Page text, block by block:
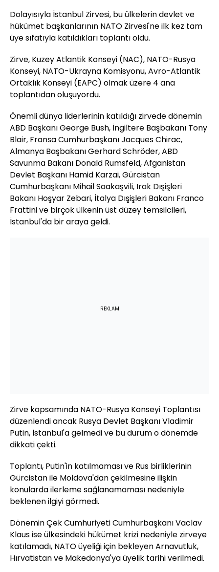
Dolayısıyla İstanbul Zirvesi, bu ülkelerin devlet ve
hükümet başkanlarının NATO Zirvesi'ne ilk kez tam
üye sıfatıyla katıldıkları toplantı oldu.
Zirve, Kuzey Atlantik Konseyi (NAC), NATO-Rusya
Konseyi, NATO-Ukrayna Komisyonu, Avro-Atlantik
Ortaklık Konseyi (EAPC) olmak üzere 4 ana
toplantıdan oluşuyordu.
Önemli dünya liderlerinin katıldığı zirvede dönemin
ABD Başkanı George Bush, İngiltere Başbakanı Tony
Blair, Fransa Cumhurbaşkanı Jacques Chirac,
Almanya Başbakanı Gerhard Schröder, ABD
Savunma Bakanı Donald Rumsfeld, Afganistan
Devlet Başkanı Hamid Karzai, Gürcistan
Cumhurbaşkanı Mihail Saakaşvili, Irak Dışişleri
Bakanı Hoşyar Zebari, İtalya Dışişleri Bakanı Franco
Frattini ve birçok ülkenin üst düzey temsilcileri,
İstanbul'da bir araya geldi.
REKLAM
Zirve kapsamında NATO-Rusya Konseyi Toplantısı
düzenlendi ancak Rusya Devlet Başkanı Vladimir
Putin, İstanbul'a gelmedi ve bu durum o dönemde
dikkati çekti.
Toplantı, Putin'in katılmaması ve Rus birliklerinin
Gürcistan ile Moldova'dan çekilmesine ilişkin
konularda ilerleme sağlanamaması nedeniyle
beklenen ilgiyi görmedi.
Dönemin Çek Cumhuriyeti Cumhurbaşkanı Vaclav
Klaus ise ülkesindeki hükümet krizi nedeniyle zirveye
katılamadı, NATO üyeliği için bekleyen Arnavutluk,
Hırvatistan ve Makedonya'ya üyelik tarihi verilmedi.